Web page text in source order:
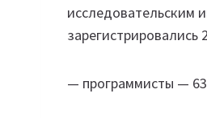
исследовательским
зарегистрировались
— программисты —